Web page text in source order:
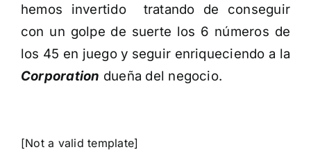
hemos invertido tratando de conseguir
con un golpe de suerte los 6 números de
los 45 en juego y seguir enriqueciendo a la
Corporation dueña del negocio.
[Not a valid template]